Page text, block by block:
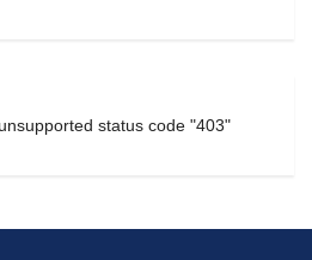
status code "403"